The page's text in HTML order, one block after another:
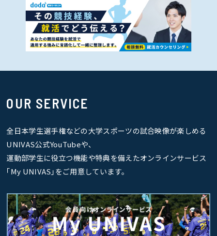
OUR SERVICE
全日本学生選手権などの大学スポーツの試合映像が楽しめる
UNIVAS公式YouTubeや、
運動部学生に役立つ機能や特典を備えたオンラインサービス
｢My UNIVAS｣をご用意しています。